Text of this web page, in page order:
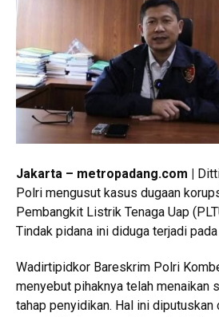
Jakarta – metropadang.com |
Polri mengusut kasus dugaan
Pembangkit Listrik Tenaga Uap
Tindak pidana ini diduga terjadi
Wadirtipidkor Bareskrim Polri
menyebut pihaknya telah menaikan
tahap penyidikan. Hal ini diputuskan